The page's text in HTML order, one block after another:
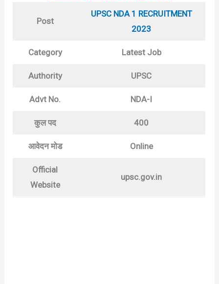
Post
UPSC NDA 1 RECRUITMENT
2023
Category Latest Job
Authority UPSC
Advt No. NDA-I
कुल पद 400
आवेदन मोड Online
Official
Website
upsc.gov.in